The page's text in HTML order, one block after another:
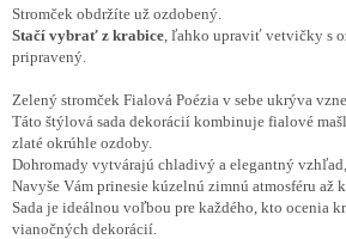
Stromček obdržíte už ozdobený.
Stačí vybrať z krabice , ľahko upraviť vetvičky s
pripravený.
Zelený stromček Fialová Poézia v sebe ukrýva
Táto štýlová sada dekorácií kombinuje fialové
zlaté okrúhle ozdoby.
Dohromady vytvárajú chladivý a elegantný
Navyše Vám prinesie kúzelnú zimnú atmosféru až
Sada je ideálnou voľbou pre každého, kto ocenia
vianočných dekorácií.